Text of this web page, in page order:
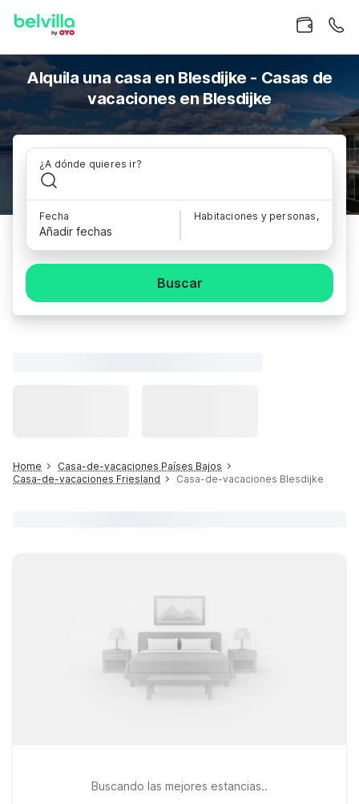
Alquila una casa en Blesdijke - Casas de
vacaciones en Blesdijke
¿A dónde quieres ir?
Fecha
Añadir fechas
Habitaciones y personas,
Buscar
Home
Casa-de-vacaciones Países Bajos
Casa-de-vacaciones Friesland
Casa-de-vacaciones Blesdijke
Buscando las mejores estancias..